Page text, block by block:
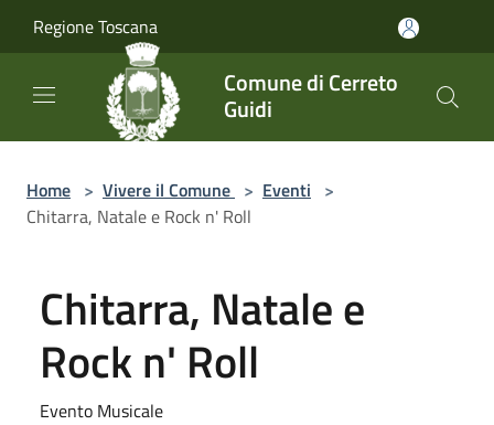
Regione Toscana
Comune di Cerreto
Guidi
Home > Vivere il Comune > Eventi >
Chitarra, Natale e Rock n' Roll
Chitarra, Natale e
Rock n' Roll
Evento Musicale